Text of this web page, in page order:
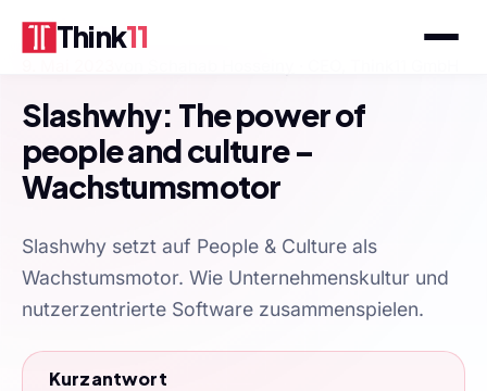
Think11
Slashwhy: The power of
people and culture –
Wachstumsmotor
Slashwhy setzt auf People & Culture als
Wachstumsmotor. Wie Unternehmenskultur und
nutzerzentrierte Software zusammenspielen.
Kurzantwort